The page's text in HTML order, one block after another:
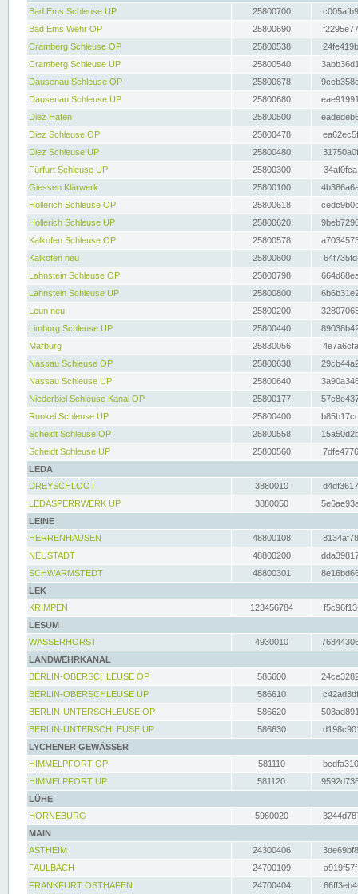
Bad Ems Schleuse UP
25800700
Bad Ems Wehr OP
25800690
Cramberg Schleuse OP
25800538
Cramberg Schleuse UP
25800540
Dausenau Schleuse OP
25800678
Dausenau Schleuse UP
25800680
Diez Hafen
25800500
Diez Schleuse OP
25800478
Diez Schleuse UP
25800480
Fürfurt Schleuse UP
25800300
Giessen Klärwerk
25800100
Hollerich Schleuse OP
25800618
Hollerich Schleuse UP
25800620
Kalkofen Schleuse OP
25800578
Kalkofen neu
25800600
Lahnstein Schleuse OP
25800798
Lahnstein Schleuse UP
25800800
Leun neu
25800200
Limburg Schleuse UP
25800440
Marburg
25830056
Nassau Schleuse OP
25800638
Nassau Schleuse UP
25800640
Niederbiel Schleuse Kanal OP
25800177
Runkel Schleuse UP
25800400
Scheidt Schleuse OP
25800558
Scheidt Schleuse UP
25800560
LEDA
DREYSCHLOOT
3880010
LEDASPERRWERK UP
3880050
LEINE
HERRENHAUSEN
48800108
NEUSTADT
48800200
SCHWARMSTEDT
48800301
LEK
KRIMPEN
123456784
LESUM
WASSERHORST
4930010
LANDWEHRKANAL
BERLIN-OBERSCHLEUSE OP
586600
BERLIN-OBERSCHLEUSE UP
586610
BERLIN-UNTERSCHLEUSE OP
586620
BERLIN-UNTERSCHLEUSE UP
586630
LYCHENER GEWÄSSER
HIMMELPFORT OP
581110
HIMMELPFORT UP
581120
LÜHE
HORNEBURG
5960020
MAIN
ASTHEIM
24300406
FAULBACH
24700109
FRANKFURT OSTHAFEN
24700404